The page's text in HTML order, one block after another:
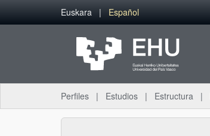
Saltar al contenido principal
Euskara Español
Perfiles Estudios Estructura